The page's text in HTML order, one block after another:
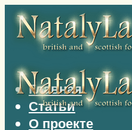
Главная
Статьи
О проекте